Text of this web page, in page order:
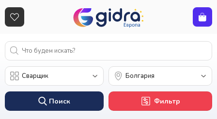
Поиск Фильтр